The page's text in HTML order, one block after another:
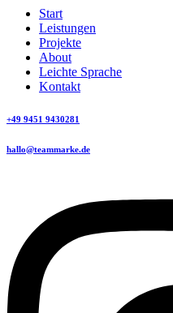
Start
Leistungen
Projekte
About
Leichte Sprache
Kontakt
+49 9451 9430281
hallo@teammarke.de